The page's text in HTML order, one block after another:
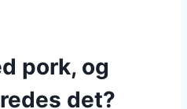
pork, og
det?